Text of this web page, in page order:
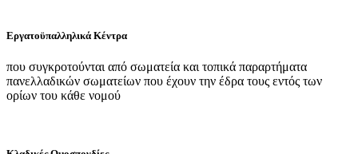
Εργατοϋπαλληλικά Κέντρα
που συγκροτούνται από σωματεία και τοπικά παραρτήματα
πανελλαδικών σωματείων που έχουν την έδρα τους εντός των
ορίων του κάθε νομού